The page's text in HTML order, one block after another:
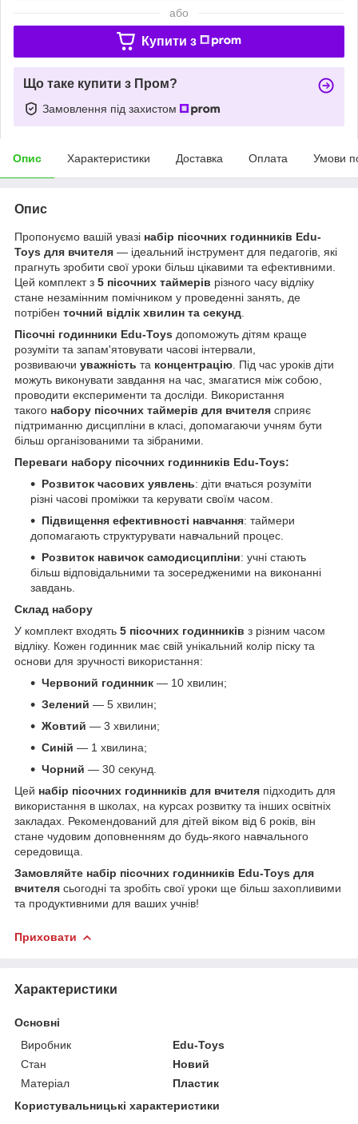
або
Купити з
Що таке купити з Пром?
Замовлення під захистом
Опис Характеристики Доставка Оплата Умови
Опис
Пропонуємо вашій увазі набір пісочних годинників Edu-
Toys для вчителя — ідеальний інструмент для педагогів, які
прагнуть зробити свої уроки більш цікавими та ефективними.
Цей комплект з 5 пісочних таймерів різного часу відліку
стане незамінним помічником у проведенні занять, де
потрібен точний відлік хвилин та секунд
Пісочні годинники Edu-Toys допоможуть дітям краще
розуміти та запам'ятовувати часові інтервали,
розвиваючи уважність та концентрацію . Під час уроків діти
можуть виконувати завдання на час, змагатися між собою,
проводити експерименти та досліди. Використання
такого набору пісочних таймерів для вчителя сприяє
підтриманню дисципліни в класі, допомагаючи учням бути
більш організованими та зібраними.
Переваги набору пісочних годинників Edu-Toys:
Розвиток часових уявлень: діти вчаться розуміти
різні часові проміжки та керувати своїм часом.
Підвищення ефективності навчання: таймери
допомагають структурувати навчальний процес.
Розвиток навичок самодисципліни: учні стають
більш відповідальними та зосередженими на виконанні
завдань.
Склад набору
У комплект входять 5 пісочних годинників з різним часом
відліку. Кожен годинник має свій унікальний колір піску та
основи для зручності використання:
Червоний годинник — 10 хвилин;
Зелений — 5 хвилин;
Жовтий — 3 хвилини;
Синій — 1 хвилина;
Чорний — 30 секунд.
Цей набір пісочних годинників для вчителя підходить для
використання в школах, на курсах розвитку та інших освітніх
закладах. Рекомендований для дітей віком від 6 років, він
стане чудовим доповненням до будь-якого навчального
середовища.
Замовляйте набір пісочних годинників Edu-Toys для
вчителя сьогодні та зробіть свої уроки ще більш захопливими
та продуктивними для ваших учнів!
Приховати
Характеристики
Основні
Виробник
Edu-Toys
Стан
Новий
Матеріал
Пластик
Користувальницькі характеристики